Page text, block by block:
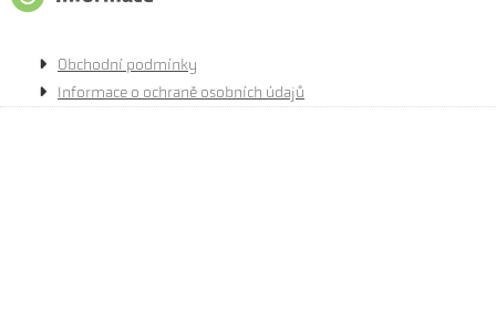
Obchodní podmínky
Informace o ochraně osobních údajů